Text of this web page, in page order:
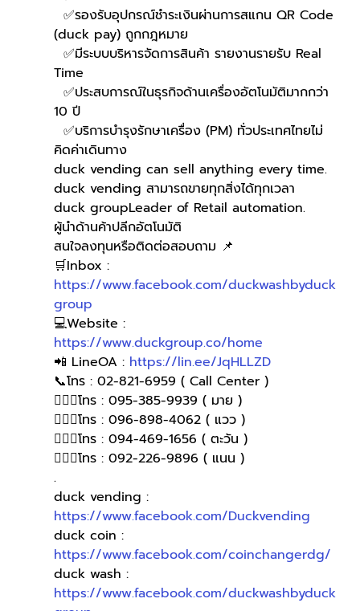
(duck pay) ถูกกฎหมาย
Time
10 ปี
คิดค่าเดินทาง
duck vending can sell anything every time.
duck vending สามารถขายทุกสิ่งได้ทุกเวลา
duck groupLeader of Retail automation.
ผู้นำด้านค้าปลีกอัตโนมัติ
สนใจลงทุนหรือติดต่อสอบถาม 📌
🛒Inbox :
https://www.facebook.com/duckwashbyduck
group
💻Website :
https://www.duckgroup.co/home
📲 LineOA : https://lin.ee/JqHLLZD
📞โทร : 02-821-6959 ( Call Center )
🙋🏻‍♀️โทร : 095-385-9939 ( มาย )
🙋🏻‍♀โทร : 096-898-4062 ( แวว )
🙋🏻‍♀โทร : 094-469-1656 ( ตะวัน )
🙋🏻‍♀️โทร : 092-226-9896 ( แนน )
.
duck vending :
https://www.facebook.com/Duckvending
duck coin :
https://www.facebook.com/coinchangerdg/
duck wash :
https://www.facebook.com/duckwashbyduck